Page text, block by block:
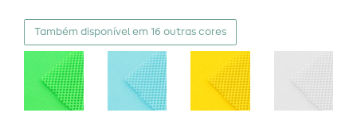
Também disponível em 16 outras cores